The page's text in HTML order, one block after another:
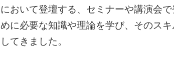
において登壇する、セミナーや講演会
めに必要な知識や理論を学び、そのス
してきました。